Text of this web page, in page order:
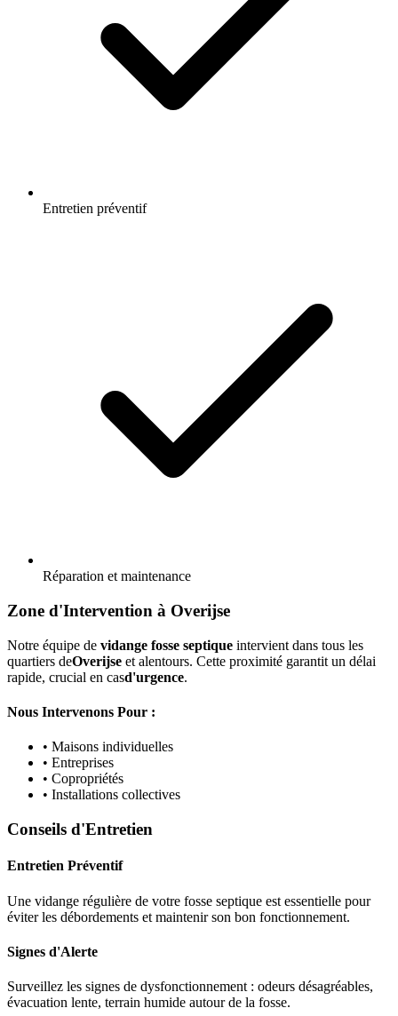
Entretien préventif
Réparation et maintenance
Zone d'Intervention à Overijse
Notre équipe de vidange fosse septique intervient dans tous les
quartiers deOverijse et alentours. Cette proximité garantit un délai
rapide, crucial en casd'urgence.
Nous Intervenons Pour :
• Maisons individuelles
• Entreprises
• Copropriétés
• Installations collectives
Conseils d'Entretien
Entretien Préventif
Une vidange régulière de votre fosse septique est essentielle pour
éviter les débordements et maintenir son bon fonctionnement.
Signes d'Alerte
Surveillez les signes de dysfonctionnement : odeurs désagréables,
évacuation lente, terrain humide autour de la fosse.